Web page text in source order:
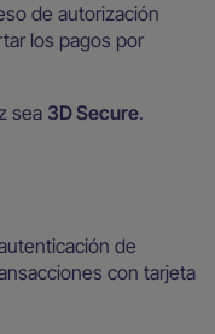
de autorización
los pagos por
sea 3D Secure.
de
con tarjeta